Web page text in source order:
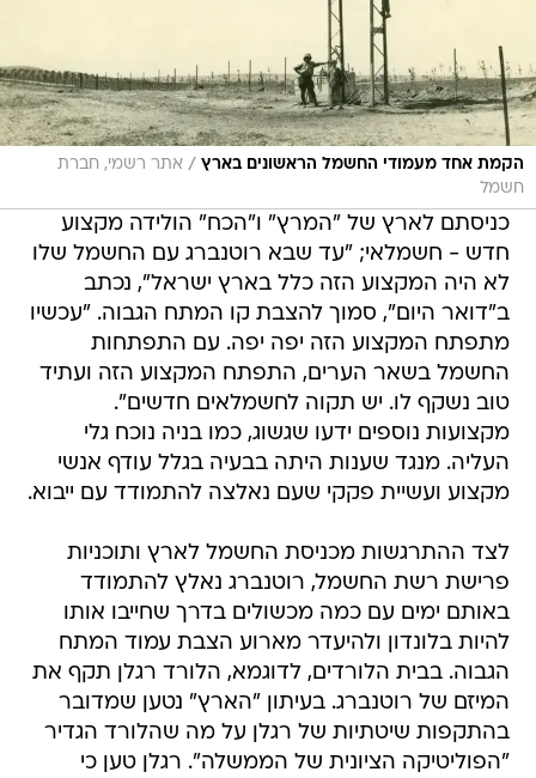
הקמת אחד מעמודי החשמל הראשונים בארץ / אתר רשמי, חברת
חשמל
כניסתם לארץ של "המרץ" ו"הכח" הולידה מקצוע
חדש - חשמלאי; "עד שבא רוטנברג עם החשמל שלו
לא היה המקצוע הזה כלל בארץ ישראל", נכתב
ב"דואר היום", סמוך להצבת קו המתח הגבוה. "עכשיו
מתפתח המקצוע הזה יפה יפה. עם התפתחות
החשמל בשאר הערים, התפתח המקצוע הזה ועתיד
טוב נשקף לו. יש תקוה לחשמלאים חדשים".
מקצועות נוספים ידעו שגשוג, כמו בניה נוכח גלי
העליה. מנגד שענות היתה בבעיה בגלל עודף אנשי
מקצוע ועשיית פקקי שעם נאלצה להתמודד עם ייבוא.
לצד ההתרגשות מכניסת החשמל לארץ ותוכניות
פרישת רשת החשמל, רוטנברג נאלץ להתמודד
באותם ימים עם כמה מכשולים בדרך שחייבו אותו
להיות בלונדון ולהיעדר מארוע הצבת עמוד המתח
הגבוה. בבית הלורדים, לדוגמא, הלורד רגלן תקף את
המיזם של רוטנברג. בעיתון "הארץ" נטען שמדובר
בהתקפות שיטתיות של רגלן על מה שהלורד הגדיר
"הפוליטיקה הציונית של הממשלה". רגלן טען כי